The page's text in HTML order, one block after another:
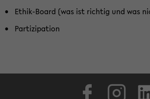
Ethik-​Board (was ist rich­tig und was
Par­ti­zi­pa­ti­on
Face­book